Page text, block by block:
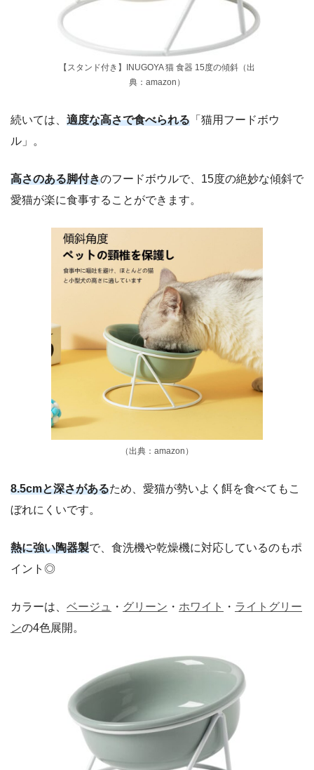
【スタンド付き】INUGOYA 猫 食器 15度の傾斜（出
典：amazon）
続いては、 適度な高さで食べられる 「猫用フードボウ
ル」。
高さのある脚付きのフードボウルで、15度の絶妙な傾斜で
愛猫が楽に食事することができます。
（出典：amazon）
8.5cmと深さがあるため、愛猫が勢いよく餌を食べてもこ
ぼれにくいです。
熱に強い陶器製で、食洗機や乾燥機に対応しているのもポ
イント◎
カラーは、 ベージュ ・ グリーン ・ ホワイト ・ ライトグリー
ンの4色展開。